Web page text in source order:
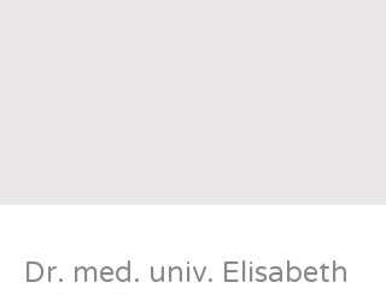
Dr. med. univ. Elisabeth